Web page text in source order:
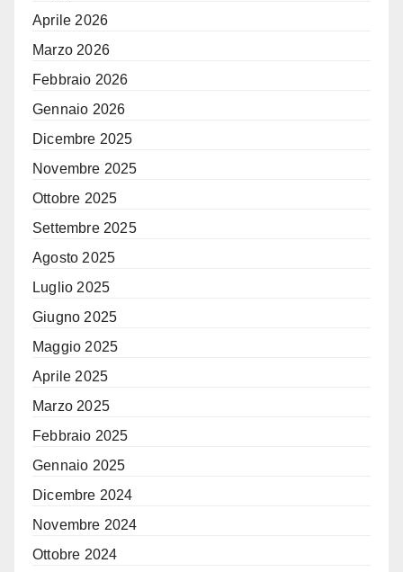
Aprile 2026
Marzo 2026
Febbraio 2026
Gennaio 2026
Dicembre 2025
Novembre 2025
Ottobre 2025
Settembre 2025
Agosto 2025
Luglio 2025
Giugno 2025
Maggio 2025
Aprile 2025
Marzo 2025
Febbraio 2025
Gennaio 2025
Dicembre 2024
Novembre 2024
Ottobre 2024